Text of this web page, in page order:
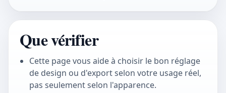
Que vérifier
Cette page vous aide à choisir le bon réglage
de design ou d'export selon votre usage réel,
pas seulement selon l'apparence.